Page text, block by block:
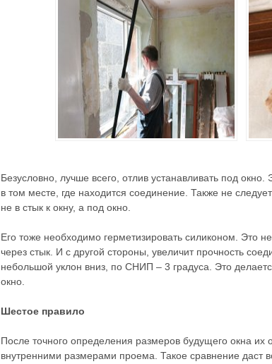
Безусловно, лучше всего, отлив устанавливать под
в том месте, где находится соединение. Также не
не в стык к окну, а под окно.
Его тоже необходимо герметизировать силиконом. Это
через стык. И с другой стороны, увеличит прочность
небольшой уклон вниз, по СНИП – 3 градуса. Это
окно.
Шестое правило
После точного определения размеров будущего окна их
внутренними размерами проема. Такое сравнение даст